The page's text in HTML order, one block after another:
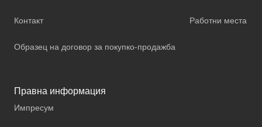
Контакт
Образец на договор за покупко-продажба
Работни места
Правна информация
Импресум